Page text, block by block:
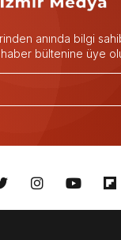
anında bilgi
bültenine üye